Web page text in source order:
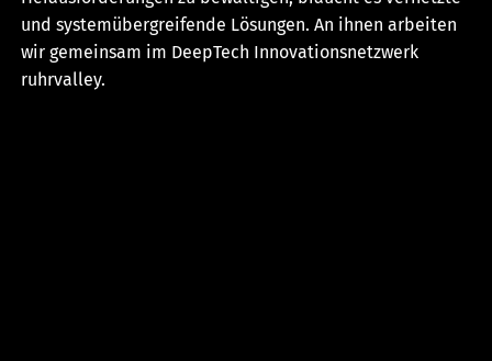
und systemübergreifende Lösungen. An ihnen arbeiten
wir gemeinsam im DeepTech Innovationsnetzwerk
ruhrvalley.